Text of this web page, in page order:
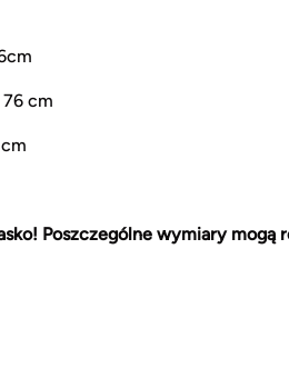
cm
Poszczególne wymiary mogą